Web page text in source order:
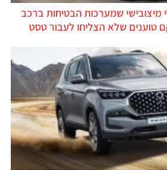
שמערכות הבטיחות ברכב
טוענים שלא הצליחו לעבור טסט